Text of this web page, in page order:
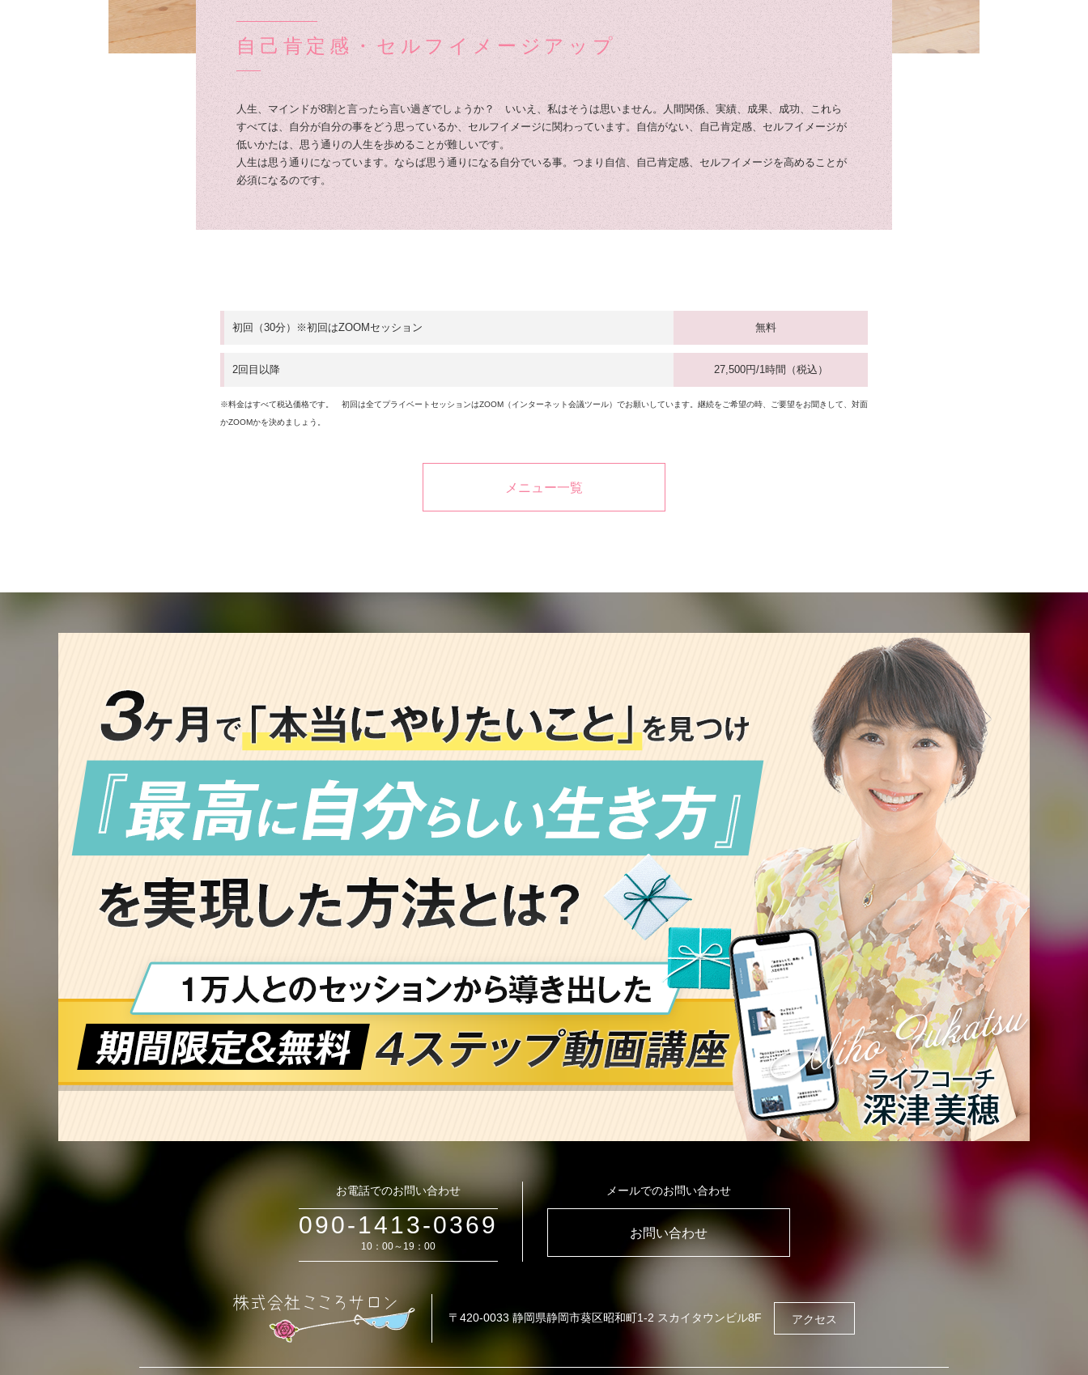
自己肯定感・セルフイメージアップ
人生、マインドが8割と言ったら言い過ぎでしょうか？ いいえ、私はそうは思いません。人間関係、実績、成果、成功、これら
すべては、自分が自分の事をどう思っているか、セルフイメージに関わっています。自信がない、自己肯定感、セルフイメージが
低いかたは、思う通りの人生を歩めることが難しいです。
人生は思う通りになっています。ならば思う通りになる自分でいる事。つまり自信、自己肯定感、セルフイメージを高めることが
必須になるのです。
初回（30分）※初回はZOOMセッション 無料
2回目以降 27,500円/1時間（税込）
※料金はすべて税込価格です。 初回は全てプライベートセッションはZOOM（インターネット会議ツール）でお願いしています。継続をご希望の時、ご要望をお聞きして、対面
かZOOMかを決めましょう。
メニュー一覧
お電話でのお問い合わせ
090-1413-0369
10：00～19：00
メールでのお問い合わせ
お問い合わせ
〒420-0033静岡県静岡市葵区昭和町1-2 スカイタウンビル8F アクセス